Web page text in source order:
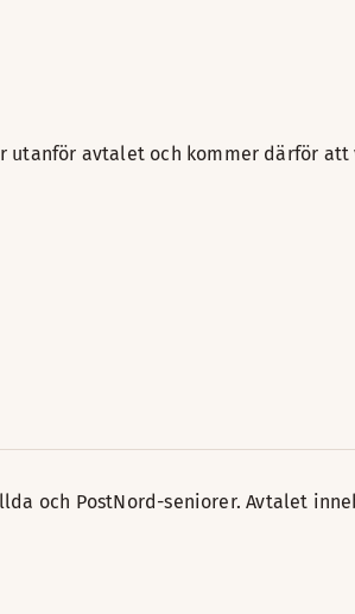
utanför avtalet och kommer därför att
och PostNord-seniorer. Avtalet